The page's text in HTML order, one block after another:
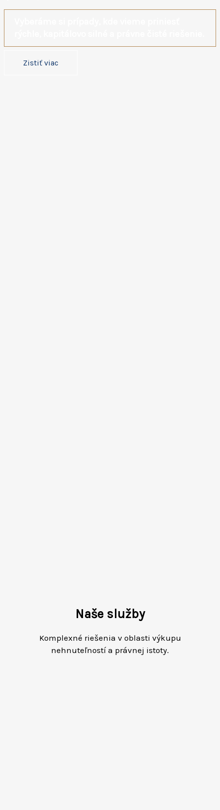
Zistiť viac
Naše služby
Komplexné riešenia v oblasti výkupu
nehnuteľností a právnej istoty.